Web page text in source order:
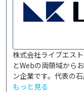
株式会社ライブエス
とWebの両領域から
ン企業です。代表の
もっと見る